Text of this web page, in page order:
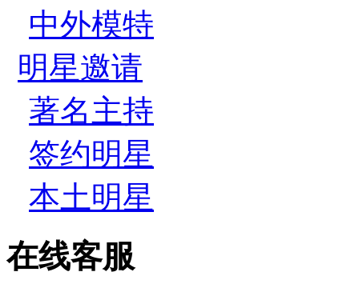
中外模特
明星邀请
著名主持
签约明星
本土明星
在线客服